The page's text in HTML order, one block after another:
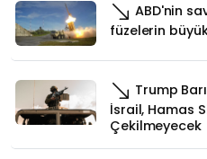
ABD'nin
füzelerin
Trump
İsrail, Hamas
Çekilmeyecek